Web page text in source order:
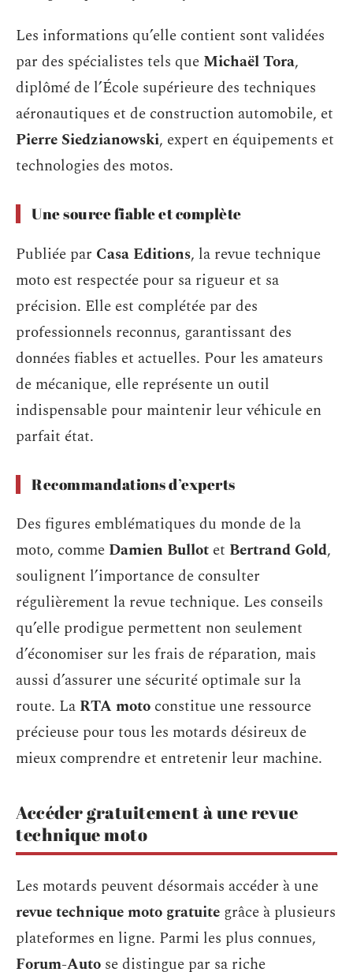
Les informations qu’elle contient sont validées
par des spécialistes tels que Michaël Tora,
diplômé de l’École supérieure des techniques
aéronautiques et de construction automobile, et
Pierre Siedzianowski, expert en équipements et
technologies des motos.
Une source fiable et complète
Publiée par Casa Editions, la revue technique
moto est respectée pour sa rigueur et sa
précision. Elle est complétée par des
professionnels reconnus, garantissant des
données fiables et actuelles. Pour les amateurs
de mécanique, elle représente un outil
indispensable pour maintenir leur véhicule en
parfait état.
Recommandations d’experts
Des figures emblématiques du monde de la
moto, comme Damien Bullot et Bertrand Gold,
soulignent l’importance de consulter
régulièrement la revue technique. Les conseils
qu’elle prodigue permettent non seulement
d’économiser sur les frais de réparation, mais
aussi d’assurer une sécurité optimale sur la
route. La RTA moto constitue une ressource
précieuse pour tous les motards désireux de
mieux comprendre et entretenir leur machine.
Accéder gratuitement à une revue
technique moto
Les motards peuvent désormais accéder à une
revue technique moto gratuite grâce à plusieurs
plateformes en ligne. Parmi les plus connues,
Forum-Auto se distingue par sa riche